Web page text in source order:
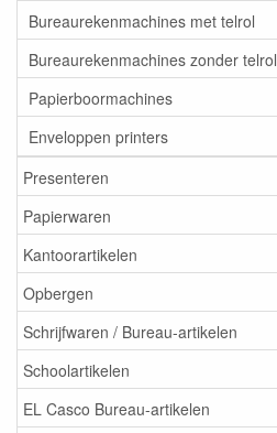
Bureaurekenmachines met telrol
Bureaurekenmachines zonder telrol
Papierboormachines
Enveloppen printers
Presenteren
Papierwaren
Kantoorartikelen
Opbergen
Schrijfwaren / Bureau-artikelen
Schoolartikelen
EL Casco Bureau-artikelen